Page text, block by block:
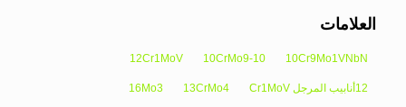
العلامات
10Cr9Mo1VNbN
10CrMo9-10
12Cr1MoV
12أنابيب المرجل Cr1MoV 13CrMo4
16Mo3